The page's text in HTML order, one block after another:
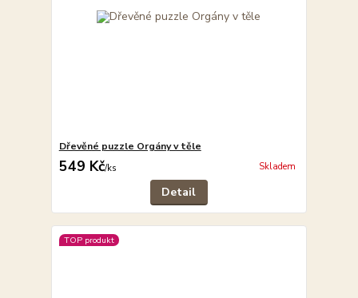
Dřevěné puzzle Orgány v těle
549 Kč/ks Skladem
Detail
TOP produkt